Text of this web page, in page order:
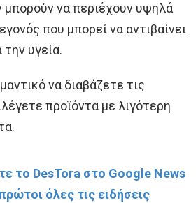
να περιέχουν υψηλά
που μπορεί να αντιβαίνει
υγεία.
να διαβάζετε τις
προϊόντα με λιγότερη
το DesTora στο Google News
όλες τις ειδήσεις